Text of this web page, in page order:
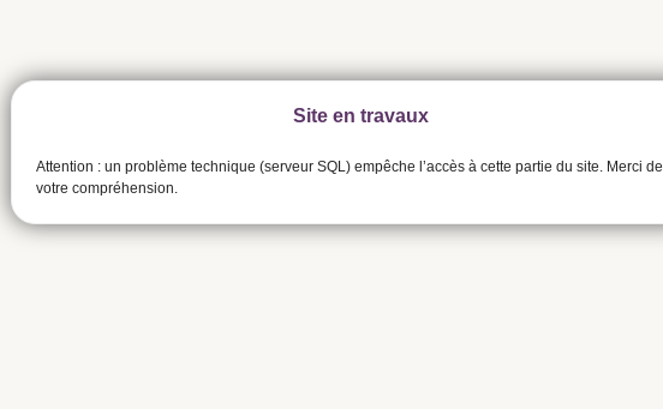
Site en travaux
Attention : un problème technique (serveur SQL) empêche l’accès à cette partie du site. Merci de
votre compréhension.